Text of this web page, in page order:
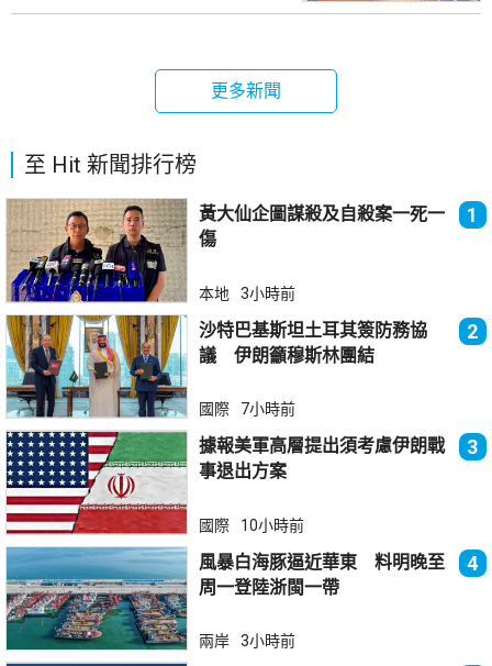
更多新聞
至 Hit 新聞排行榜
黃大仙企圖謀殺及自殺案一死一
傷
1
本地 3小時前
沙特巴基斯坦土耳其簽防務協
議 伊朗籲穆斯林團結
2
國際 7小時前
據報美軍高層提出須考慮伊朗戰
事退出方案
3
國際 10小時前
風暴白海豚逼近華東 料明晚至
周一登陸浙閩一帶
4
兩岸 3小時前